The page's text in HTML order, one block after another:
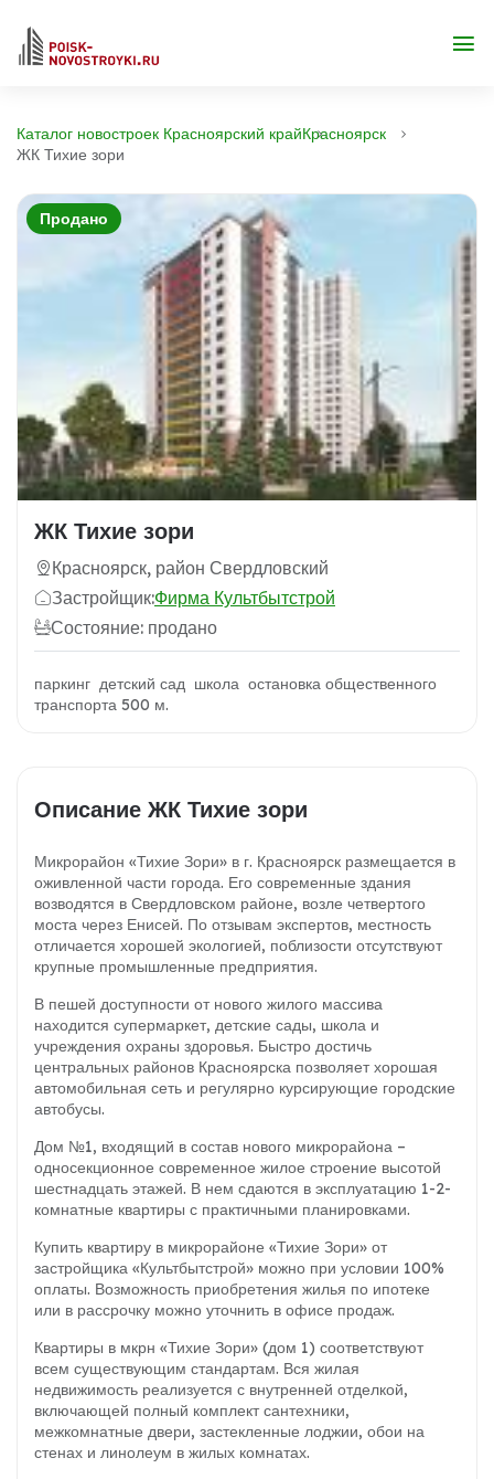
Каталог новостроек Красноярский крайКрасноярск
ЖК Тихие зори
Продано
ЖК Тихие зори
Красноярск, район Свердловский
Застройщик:Фирма Культбытстрой
Состояние: продано
паркинг детский сад школа остановка общественного
транспорта 500 м.
Описание ЖК Тихие зори
Микрорайон «Тихие Зори» в г. Красноярск размещается в
оживленной части города. Его современные здания
возводятся в Свердловском районе, возле четвертого
моста через Енисей. По отзывам экспертов, местность
отличается хорошей экологией, поблизости отсутствуют
крупные промышленные предприятия.
В пешей доступности от нового жилого массива
находится супермаркет, детские сады, школа и
учреждения охраны здоровья. Быстро достичь
центральных районов Красноярска позволяет хорошая
автомобильная сеть и регулярно курсирующие городские
автобусы.
Дом №1, входящий в состав нового микрорайона –
односекционное современное жилое строение высотой
шестнадцать этажей. В нем сдаются в эксплуатацию 1-2-
комнатные квартиры с практичными планировками.
Купить квартиру в микрорайоне «Тихие Зори» от
застройщика «Культбытстрой» можно при условии 100%
оплаты. Возможность приобретения жилья по ипотеке
или в рассрочку можно уточнить в офисе продаж.
Квартиры в мкрн «Тихие Зори» (дом 1) соответствуют
всем существующим стандартам. Вся жилая
недвижимость реализуется с внутренней отделкой,
включающей полный комплект сантехники,
межкомнатные двери, застекленные лоджии, обои на
стенах и линолеум в жилых комнатах.